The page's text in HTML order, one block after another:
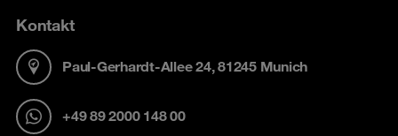
Kontakt
Paul-Gerhardt-Allee 24, 81245 Munich
+49 89 2000 148 00